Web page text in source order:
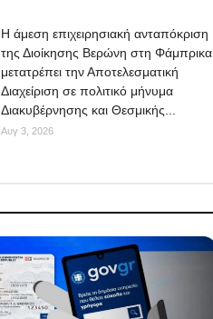
Η άμεση επιχειρησιακή ανταπόκριση
της Διοίκησης Βερώνη στη Φάμπρικα
μετατρέπει την Αποτελεσματική
Διαχείριση σε πολιτικό μήνυμα
Διακυβέρνησης και Θεσμικής...
Αυγ 3, 2026